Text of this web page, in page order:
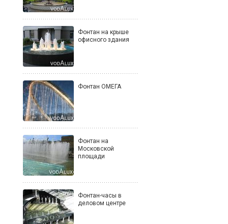
Фонтан на крыше
офисного здания
Фонтан ОМЕГА
Фонтан на
Московской
площади
Фонтан-часы в
деловом центре